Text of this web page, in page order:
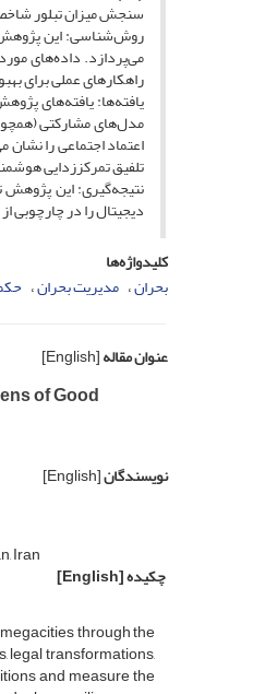
سنجش میزان تبلور
روش‌شناسی: این پژوهش
می‌پردازد. داده‌های
راهکارهای عملی برای
یافته‌ها: یافته‌های
مدل‌های مشارکتی
اعتماد اجتماعی را
تلفیق تمرکززدایی
نتیجه‌گیری: این پژوهش
دیجیتال را در چارچوبی
کلیدواژه‌ها
بحران مدیریت بحران
عنوان مقاله[English]
of Good
نویسندگان[English]
Iran
چکیده[English]
through the
legal transformations,
and measure the